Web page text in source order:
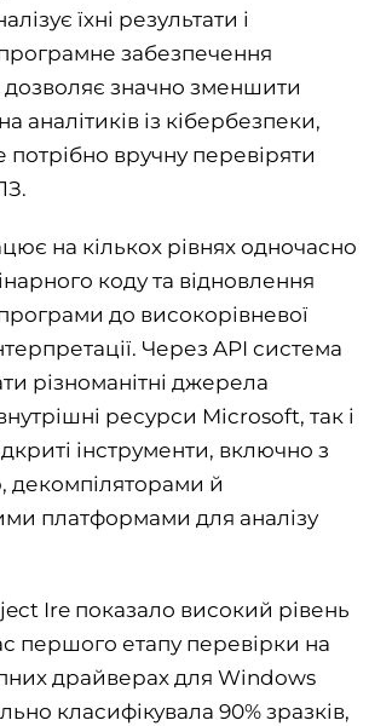
їхні результати і
забезпечення
значно зменшити
аналітиків із кібербезпеки,
вручну перевіряти
на кількох рівнях одночасно
коду та відновлення
до високорівневої
Через API система
різноманітні джерела
ресурси Microsoft, так і
інструменти, включно з
декомпіляторами й
платформами для аналізу
Ire показало високий рівень
першого етапу перевірки на
драйверах для Windows
класифікувала 90% зразків,